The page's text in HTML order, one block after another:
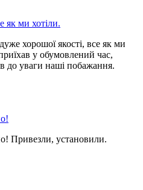
як ми хотіли.
хорошої якості, все як ми
у обумовлений час,
до уваги наші побажання.
Привезли, установили.